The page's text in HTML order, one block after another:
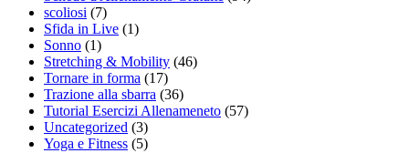
scoliosi (7)
Sfida in Live (1)
Sonno (1)
Stretching & Mobility (46)
Tornare in forma (17)
Trazione alla sbarra (36)
Tutorial Esercizi Allenameneto (57)
Uncategorized (3)
Yoga e Fitness (5)